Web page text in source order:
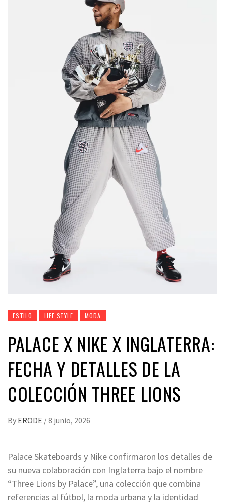
ESTILO LIFE STYLE MODA
PALACE X NIKE X INGLATERRA:
FECHA Y DETALLES DE LA
COLECCIÓN THREE LIONS
By ERODE /8 junio, 2026
Palace Skateboards y Nike confirmaron los detalles de
su nueva colaboración con Inglaterra bajo el nombre
“Three Lions by Palace”, una colección que combina
referencias al fútbol, la moda urbana y la identidad